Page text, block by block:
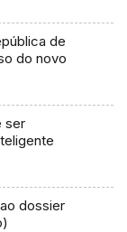
de
do novo
ser
dossier